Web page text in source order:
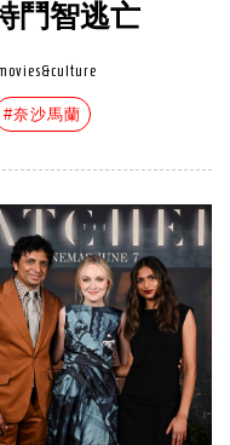
鬥智逃亡
#奈沙馬蘭